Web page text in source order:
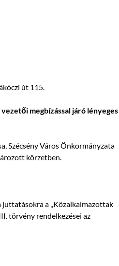
út 115.
megbízással járó lényeges
Szécsény Város Önkormányzata
körzetben.
juttatásokra a „Közalkalmazottak
törvény rendelkezései az